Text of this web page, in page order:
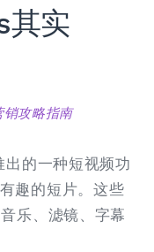
其实
销攻略指南
的一种短视频功
趣的短片。这些
乐、滤镜、字幕